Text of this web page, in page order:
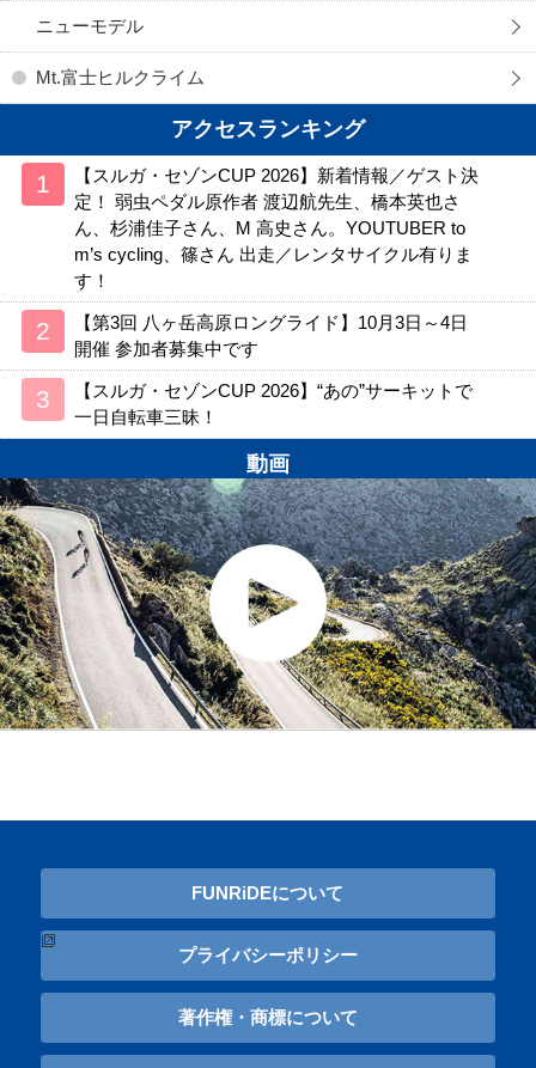
ニューモデル
Mt.富士ヒルクライム
アクセスランキング
【スルガ・セゾンCUP 2026】新着情報／ゲスト決
定！ 弱虫ペダル原作者 渡辺航先生、橋本英也さ
ん、杉浦佳子さん、M 高史さん。YOUTUBER to
m’s cycling、篠さん 出走／レンタサイクル有りま
す！
【第3回 八ヶ岳高原ロングライド】10月3日～4日
開催 参加者募集中です
【スルガ・セゾンCUP 2026】“あの”サーキットで
一日自転車三昧！
動画
FUNRiDEについて
プライバシーポリシー
著作権・商標について